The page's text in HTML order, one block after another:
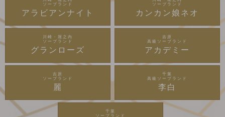
ソープランド
アラビアンナイト
ソープランド
カンカン娘ネオ
川崎・堀之内
ソープランド
グランローズ
吉原
高級ソープランド
アカデミー
吉原
ソープランド
麗
千葉
高級ソープランド
李白
千葉
ソープランド